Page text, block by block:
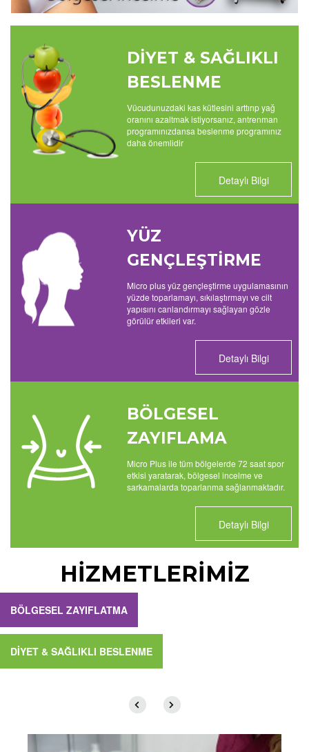
DİYET & SAĞLIKLI
BESLENME
Vücudunuzdaki kas kütlesini arttırıp yağ
oranını azaltmak istiyorsanız, antrenman
programınızdansa beslenme programınız
daha önemlidir
Detaylı Bilgi
YÜZ
GENÇLEŞTİRME
Micro plus yüz gençleştirme uygulamasının
yüzde toparlamayı, sıkılaştırmayı ve cilt
yapısını canlandırmayı sağlayan gözle
görülür etkileri var.
Detaylı Bilgi
BÖLGESEL
ZAYIFLAMA
Micro Plus ile tüm bölgelerde 72 saat spor
etkisi yaratarak, bölgesel incelme ve
sarkamalarda toparlanma sağlanmaktadır.
Detaylı Bilgi
HİZMETLERİMİZ
BÖLGESEL ZAYIFLATMA
DİYET & SAĞLIKLI BESLENME